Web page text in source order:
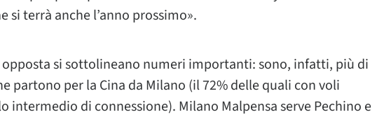
si terrà anche l’anno prossimo».
si sottolineano numeri importanti: sono, infatti, più di
partono per la Cina da Milano (il 72% delle quali con voli
intermedio di connessione). Milano Malpensa serve Pechino e